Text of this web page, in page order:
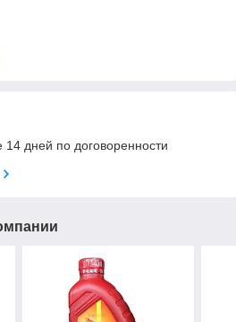
14 дней по договоренности